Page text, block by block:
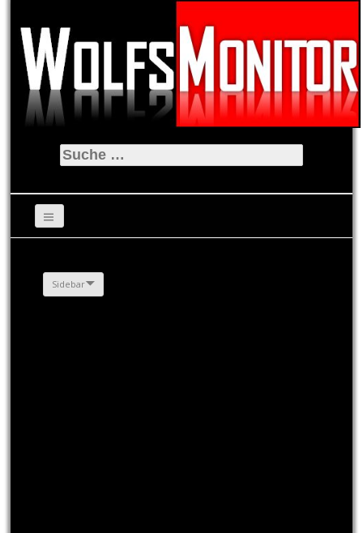
Suche
nach:
Sidebar